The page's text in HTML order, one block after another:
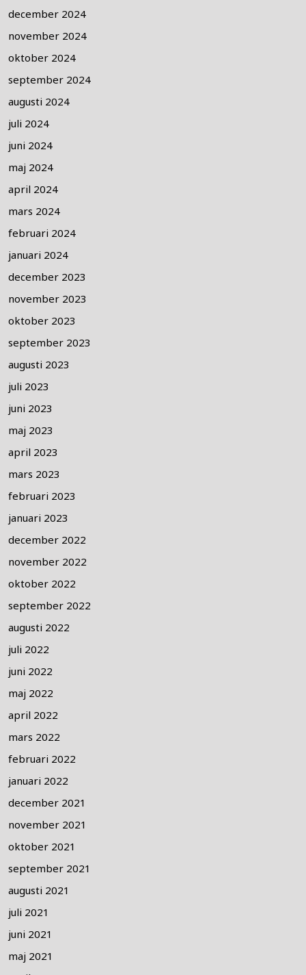
december 2024
november 2024
oktober 2024
september 2024
augusti 2024
juli 2024
juni 2024
maj 2024
april 2024
mars 2024
februari 2024
januari 2024
december 2023
november 2023
oktober 2023
september 2023
augusti 2023
juli 2023
juni 2023
maj 2023
april 2023
mars 2023
februari 2023
januari 2023
december 2022
november 2022
oktober 2022
september 2022
augusti 2022
juli 2022
juni 2022
maj 2022
april 2022
mars 2022
februari 2022
januari 2022
december 2021
november 2021
oktober 2021
september 2021
augusti 2021
juli 2021
juni 2021
maj 2021